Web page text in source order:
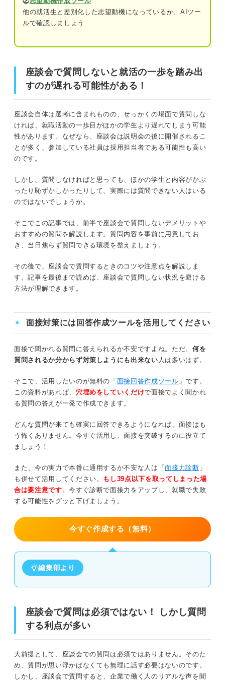
質問は短く簡潔にまとめる
質問の後は必ずお礼をする
何でも良いわけではない！ 座談会で質問するとき
の注意点
業務に関係のない質問はしない
調べればわかることは聞かない
自分ばかりが質問しない
全員に必要な情報を意識して質問する
対処法を理解しよう！ 座談会で質問しない状況を
避ける方法
メモをとって話に参加する
質問の定型文を用意しておく
採用経験者が解説！ 座談会で質問しなくても印象
に残る方法とは
座談会で質問しないのはもったいない！ 事前準備
で質問を考えておこう
他の就活生と差別化した志望動機になっているか、AIツー
ルで確認しましょう
座談会で質問しないと就活の一歩を踏み出
すのが遅れる可能性がある！
座談会自体は選考に含まれものの、せっかくの場面で質問しな
ければ、就職活動の一歩目がほかの学生より遅れてしまう可能
性があります。なぜなら、座談会は説明会の後に開催されるこ
とが多く、参加している社員は採用担当者である可能性も高い
のです。
しかし、質問しなければと思っても、ほかの学生と内容がかぶ
ったり恥ずかしかったりして、実際には質問できない人はいる
のではないでしょうか。
そこでこの記事では、前半で座談会で質問しないデメリットや
おすすめの質問を解説します。質問内容を事前に用意してお
き、当日焦らず質問できる環境を整えましょう。
その後で、座談会で質問するときのコツや注意点を解説しま
す。記事を最後まで読めば、座談会で質問しない状況を避ける
方法が理解できます。
面接対策には回答作成ツールを活用してください
面接で聞かれる質問に答えられるか不安ですよね。ただ、 何を
質問されるか分からず対策しようにも出来ない 人は多いはず。
そこで、活用したいのが無料の「 面接回答作成ツール 」です。
この資料があれば、 穴埋めをしていくだけで面接でよく聞かれ
る質問の答えが一発で作成できます。
どんな質問が来ても確実に回答できるようになれば、面接はも
う怖くありません。今すぐ活用し、面接を突破するのに役立て
ましょう！
また、今の実力で本番に通用するか不安な人は「面接力診断 」
も併せて活用してください。
もし39点以下を取ってしまった場
合は要注意です。今すぐ診断で面接力をアップし、就職で失敗
する可能性をグッと下げましょう。
今すぐ作成する（無料）
編集部より
座談会で質問は必須ではない！ しかし質問
する利点が多い
大前提として、座談会での質問は必須ではありません。そのた
め、質問が思い浮かばなくても無理に話す必要はないのです。
しかし、座談会で質問すると、企業で働く人のリアルな声を聞
能性がある！
座談会で質問は必須ではない！ しかし質問する利点が多
い
チャンスを逃している？ 座談会で質問しない5つのデメリ
ット
①企業研究・業界研究が深まらない
③面接の逆質問の練習ができない
⑤過去の選考の話を聞けない
事前に準備しておくと安心！ 座談会でおすすめの質問
事業内容・サービス・商品
求める人物像
選考の足掛かりに！ 座談会で質問するときのコツ
最初に質問する
質問時は氏名と大学名を伝える
質問は短く簡潔にまとめる
声の大きさやスピードを意識する
何でも良いわけではない！ 座談会で質問するときの注意
点
社員が答えにくい質問は避ける
調べればわかることは聞かない
ほかの学生と同じ質問はしない
自分ばかりが質問しない